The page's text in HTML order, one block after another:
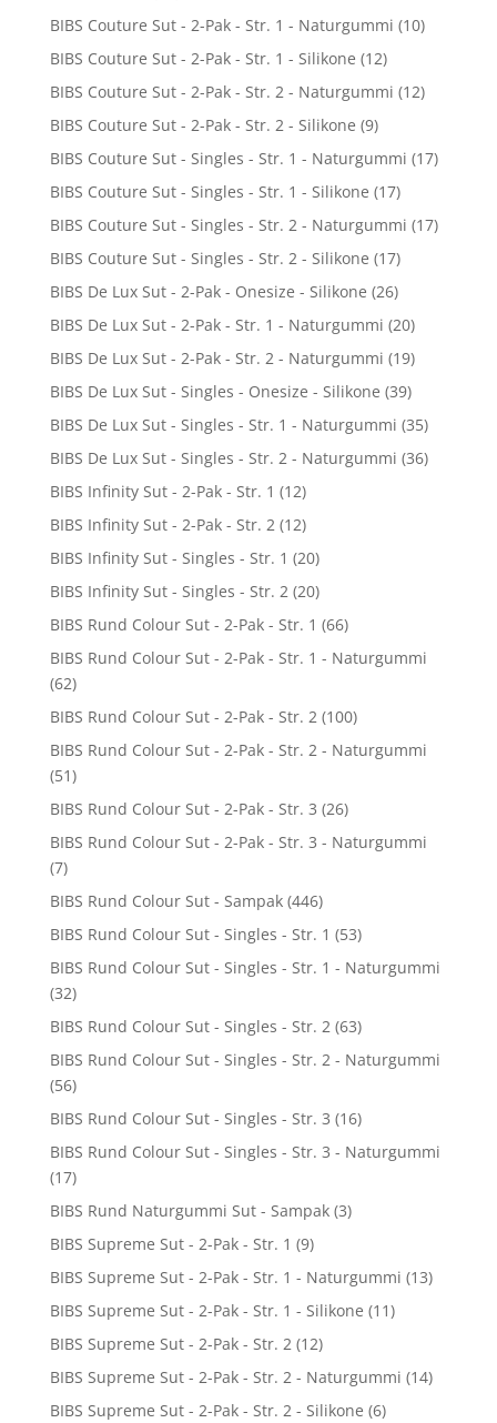
BIBS Couture Sut - 2-Pak - Str. 1 - Naturgummi (10)
BIBS Couture Sut - 2-Pak - Str. 1 - Silikone (12)
BIBS Couture Sut - 2-Pak - Str. 2 - Naturgummi (12)
BIBS Couture Sut - 2-Pak - Str. 2 - Silikone (9)
BIBS Couture Sut - Singles - Str. 1 - Naturgummi (17)
BIBS Couture Sut - Singles - Str. 1 - Silikone (17)
BIBS Couture Sut - Singles - Str. 2 - Naturgummi (17)
BIBS Couture Sut - Singles - Str. 2 - Silikone (17)
BIBS De Lux Sut - 2-Pak - Onesize - Silikone (26)
BIBS De Lux Sut - 2-Pak - Str. 1 - Naturgummi (20)
BIBS De Lux Sut - 2-Pak - Str. 2 - Naturgummi (19)
BIBS De Lux Sut - Singles - Onesize - Silikone (39)
BIBS De Lux Sut - Singles - Str. 1 - Naturgummi (35)
BIBS De Lux Sut - Singles - Str. 2 - Naturgummi (36)
BIBS Infinity Sut - 2-Pak - Str. 1 (12)
BIBS Infinity Sut - 2-Pak - Str. 2 (12)
BIBS Infinity Sut - Singles - Str. 1 (20)
BIBS Infinity Sut - Singles - Str. 2 (20)
BIBS Rund Colour Sut - 2-Pak - Str. 1 (66)
BIBS Rund Colour Sut - 2-Pak - Str. 1 - Naturgummi
(62)
BIBS Rund Colour Sut - 2-Pak - Str. 2 (100)
BIBS Rund Colour Sut - 2-Pak - Str. 2 - Naturgummi
(51)
BIBS Rund Colour Sut - 2-Pak - Str. 3 (26)
BIBS Rund Colour Sut - 2-Pak - Str. 3 - Naturgummi
(7)
BIBS Rund Colour Sut - Sampak (446)
BIBS Rund Colour Sut - Singles - Str. 1 (53)
BIBS Rund Colour Sut - Singles - Str. 1 - Naturgummi
(32)
BIBS Rund Colour Sut - Singles - Str. 2 (63)
BIBS Rund Colour Sut - Singles - Str. 2 - Naturgummi
(56)
BIBS Rund Colour Sut - Singles - Str. 3 (16)
BIBS Rund Colour Sut - Singles - Str. 3 - Naturgummi
(17)
BIBS Rund Naturgummi Sut - Sampak (3)
BIBS Supreme Sut - 2-Pak - Str. 1 (9)
BIBS Supreme Sut - 2-Pak - Str. 1 - Naturgummi (13)
BIBS Supreme Sut - 2-Pak - Str. 1 - Silikone (11)
BIBS Supreme Sut - 2-Pak - Str. 2 (12)
BIBS Supreme Sut - 2-Pak - Str. 2 - Naturgummi (14)
BIBS Supreme Sut - 2-Pak - Str. 2 - Silikone (6)